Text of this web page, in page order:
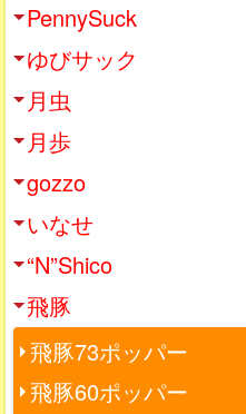
PennySuck
ゆびサック
月虫
月歩
gozzo
いなせ
“N”Shico
飛豚
飛豚73ポッパー
飛豚60ポッパー